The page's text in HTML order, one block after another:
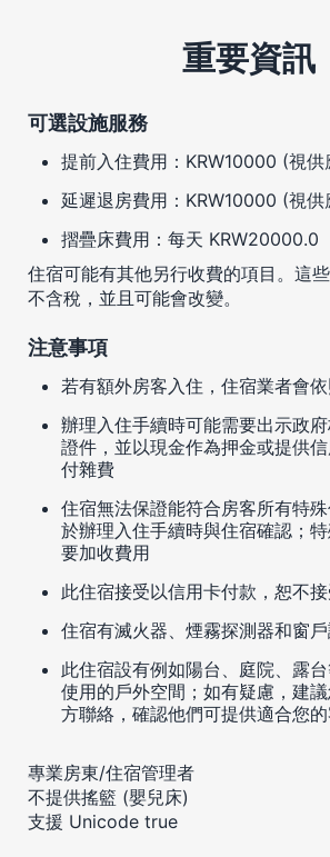
重要資訊
可選設施服務
提前入住費用：KRW10000 (視供
延遲退房費用：KRW10000 (視供
摺疊床費用：每天 KRW20000.0
住宿可能有其他另行收費的項目。這
不含稅，並且可能會改變。
注意事項
若有額外房客入住，住宿業者會
辦理入住手續時可能需要出示政
證件，並以現金作為押金或提供
付雜費
住宿無法保證能符合房客所有特
於辦理入住手續時與住宿確認；
要加收費用
此住宿接受以信用卡付款，恕不
住宿有滅火器、煙霧探測器和窗
此住宿設有例如陽台、庭院、露
使用的戶外空間；如有疑慮，建
方聯絡，確認他們可提供適合您
專業房東/住宿管理者
不提供搖籃 (嬰兒床)
支援 Unicode true